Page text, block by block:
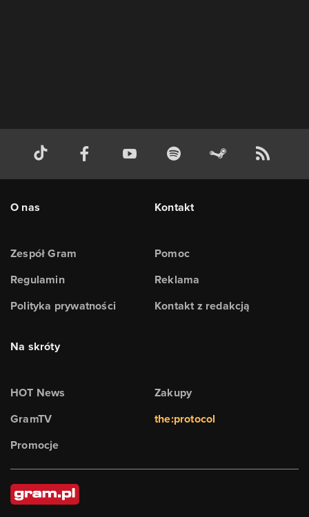
O nas
Zespół Gram
Regulamin
Polityka prywatności
Kontakt
Pomoc
Reklama
Kontakt z redakcją
Na skróty
HOT News
GramTV
Promocje
Zakupy
the:protocol